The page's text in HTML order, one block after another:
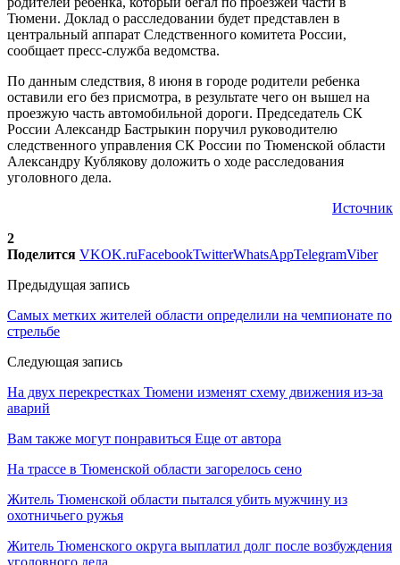
Тюмени. Доклад о расследовании будет представлен в
центральный аппарат Следственного комитета России,
сообщает пресс-служба ведомства.
По данным следствия, 8 июня в городе родители ребенка
оставили его без присмотра, в результате чего он вышел на
проезжую часть автомобильной дороги. Председатель СК
России Александр Бастрыкин поручил руководителю
следственного управления СК России по Тюменской области
Александру Кублякову доложить о ходе расследования
уголовного дела.
Источник
2
Поделится VKOK.ruFacebookTwitterWhatsAppTelegramViber
Предыдущая запись
Самых метких жителей области определили на чемпионате по
стрельбе
Следующая запись
На двух перекрестках Тюмени изменят схему движения из-за
аварий
Вам также могут понравиться Еще от автора
На трассе в Тюменской области загорелось сено
Житель Тюменской области пытался убить мужчину из
охотничьего ружья
Житель Тюменского округа выплатил долг после возбуждения
уголовного дела